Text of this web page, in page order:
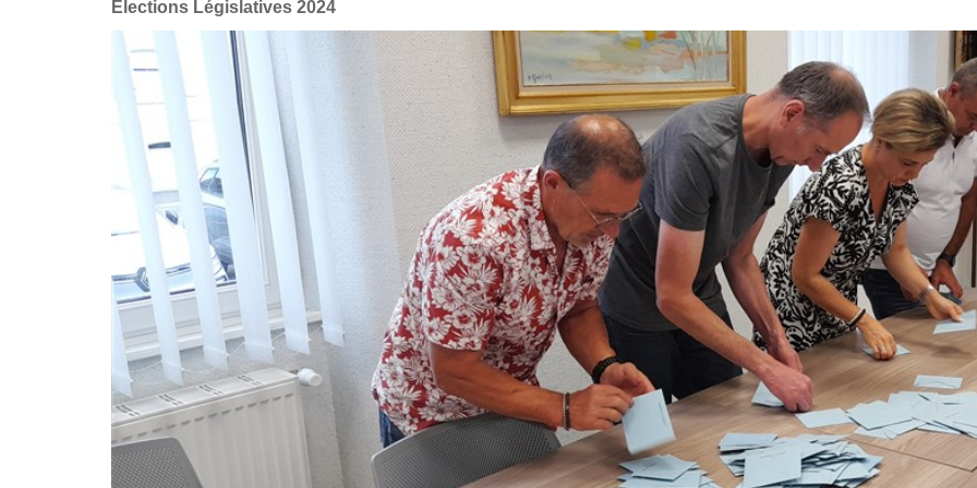
Élections Législatives 2024